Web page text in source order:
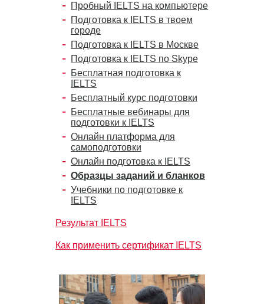
Пробный IELTS на компьютере
Подготовка к IELTS в твоем
городе
Подготовка к IELTS в Москве
Подготовка к IELTS по Skype
Бесплатная подготовка к
IELTS
Бесплатный курс подготовки
Бесплатные вебинары для
подготовки к IELTS
Онлайн платформа для
самоподготовки
Онлайн подготовка к IELTS
Образцы заданий и бланков
Учебники по подготовке к
IELTS
Результат IELTS
Как применить сертификат IELTS